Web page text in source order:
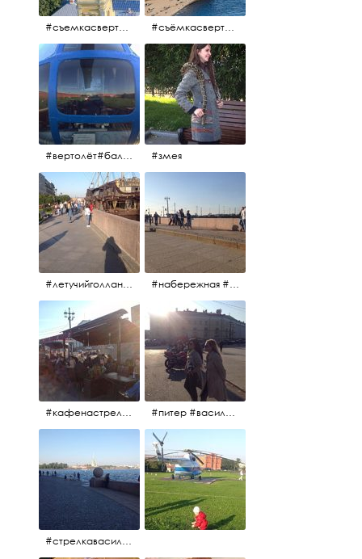
#съемкасвертолета #вертолёт #съёмкасвертолёта #петропавловскаякрепость #заячийостров #санктпетербург #съёмкасвертолёта #питер #петропавловскаякрепость #нева #осень2017
#вертолёт#балтийскиеавиалинии #петропавловскаякрепость #заячийостров #полётынадпитером #полётынадгородом #полёты #змея
#летучийголландец #набережнаяневы #набережная #людигуляют #биржевоймост
#кафенастрелкевасильевскогоострова #байкеры #питер #васильевскийостров #байкеры #иностранцы
#стрелкавасильевскогоострова #нева #река